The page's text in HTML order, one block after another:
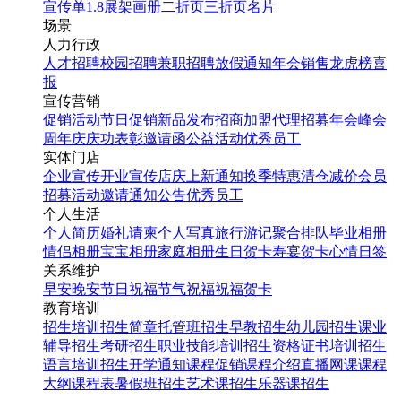
宣传单1.8展架画册二折页三折页名片
场景
人力行政
人才招聘校园招聘兼职招聘放假通知年会销售龙虎榜喜
报
宣传营销
促销活动节日促销新品发布招商加盟代理招募年会峰会
周年庆庆功表彰邀请函公益活动优秀员工
实体门店
企业宣传开业宣传店庆 上新通知换季特惠清仓减价会员
招募活动邀请通知公告优秀员工
个人生活
个人简历婚礼请柬个人写真旅行游记聚合排队毕业相册
情侣相册宝宝相册家庭相册生日贺卡寿宴贺卡心情日签
关系维护
早安晚安节日祝福节气祝福祝福贺卡
教育培训
招生培训 招生简章托管班招生早教招生幼儿园招生课业
辅导招生考研招生职业技能培训招生资格证书培训招生
语言培训招生开学通知课程促销课程介绍直播网课课程
大纲课程表暑假班招生艺术课招生乐器课招生